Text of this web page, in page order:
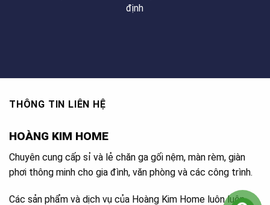
định
THÔNG TIN LIÊN HỆ
HOÀNG KIM HOME
Chuyên cung cấp sỉ và lẻ chăn ga gối nệm, màn rèm, giàn
phơi thông minh cho gia đình, văn phòng và các công trình.
Các sản phẩm và dịch vụ của Hoàng Kim Home luôn luôn